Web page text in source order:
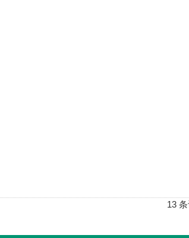
流畅，外型优美，增添城市色彩。3、
13